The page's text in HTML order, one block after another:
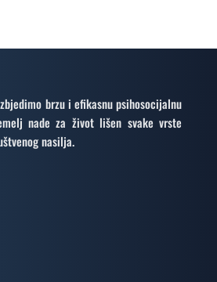
brzu i efikasnu psihosocijalnu
nade za život lišen svake vrste
nasilja.